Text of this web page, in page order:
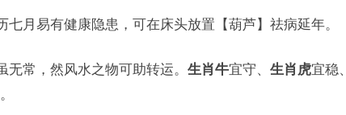
七月易有健康隐患，可在床头放置【葫芦】祛病延年。
常，然风水之物可助转运。 生肖牛宜守、 生肖虎宜稳、